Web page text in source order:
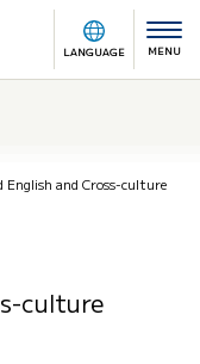
LANGUAGE MENU
English and Cross-culture
culture